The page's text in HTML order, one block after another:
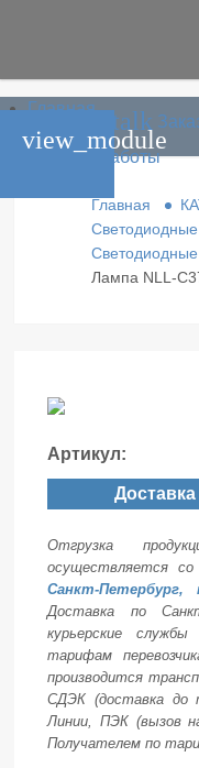
phone_in_talk
Главная
Каталог
Условия работы
Главная
Лампа NLL-
Артикул:
Доставка
Отгрузка
осуществляется со
Санкт-Петербург,
Доставка по
курьерские
тарифам
производится
СДЭК (доставка до
Линии, ПЭК (вызов
Получателем по
view_module